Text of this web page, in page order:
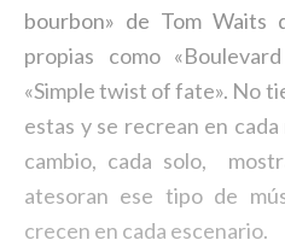
bourbon» de Tom Waits
propias como
«Simple twist of fate». No
estas y se recrean en
cambio, cada solo,
atesoran ese tipo de
crecen en cada escenario.